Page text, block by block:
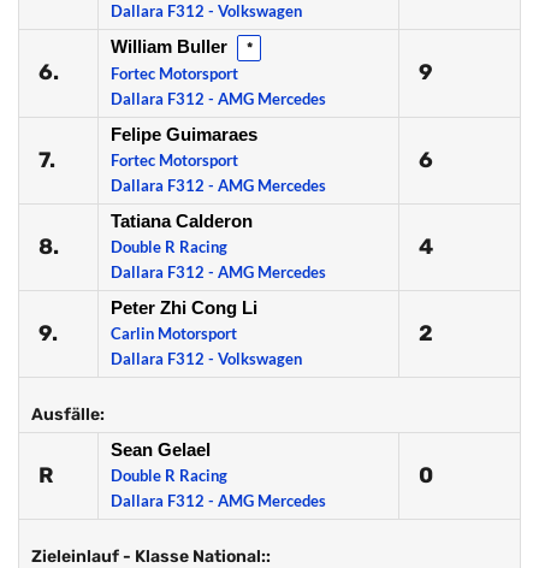
Dallara F312 - Volkswagen
6.
William Buller *
Fortec Motorsport
Dallara F312 - AMG Mercedes
9
7.
Felipe Guimaraes
Fortec Motorsport
Dallara F312 - AMG Mercedes
6
8.
Tatiana Calderon
Double R Racing
Dallara F312 - AMG Mercedes
4
9.
Peter Zhi Cong Li
Carlin Motorsport
Dallara F312 - Volkswagen
2
Ausfälle:
R
Sean Gelael
Double R Racing
Dallara F312 - AMG Mercedes
0
Zieleinlauf - Klasse National::